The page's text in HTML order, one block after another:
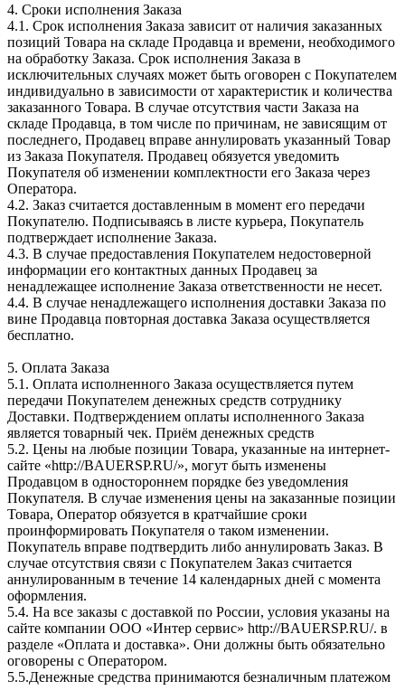
4. Сроки исполнения Заказа
4.1. Срок исполнения Заказа зависит от наличия заказанных
позиций Товара на складе Продавца и времени, необходимого
на обработку Заказа. Срок исполнения Заказа в
исключительных случаях может быть оговорен с Покупателем
индивидуально в зависимости от характеристик и количества
заказанного Товара. В случае отсутствия части Заказа на
складе Продавца, в том числе по причинам, не зависящим от
последнего, Продавец вправе аннулировать указанный Товар
из Заказа Покупателя. Продавец обязуется уведомить
Покупателя об изменении комплектности его Заказа через
Оператора.
4.2. Заказ считается доставленным в момент его передачи
Покупателю. Подписываясь в листе курьера, Покупатель
подтверждает исполнение Заказа.
4.3. В случае предоставления Покупателем недостоверной
информации его контактных данных Продавец за
ненадлежащее исполнение Заказа ответственности не несет.
4.4. В случае ненадлежащего исполнения доставки Заказа по
вине Продавца повторная доставка Заказа осуществляется
бесплатно.
5. Оплата Заказа
5.1. Оплата исполненного Заказа осуществляется путем
передачи Покупателем денежных средств сотруднику
Доставки. Подтверждением оплаты исполненного Заказа
является товарный чек. Приём денежных средств
5.2. Цены на любые позиции Товара, указанные на интернет-
сайте «http://BAUERSP.RU/», могут быть изменены
Продавцом в одностороннем порядке без уведомления
Покупателя. В случае изменения цены на заказанные позиции
Товара, Оператор обязуется в кратчайшие сроки
проинформировать Покупателя о таком изменении.
Покупатель вправе подтвердить либо аннулировать Заказ. В
случае отсутствия связи с Покупателем Заказ считается
аннулированным в течение 14 календарных дней с момента
оформления.
5.4. На все заказы с доставкой по России, условия указаны на
сайте компании ООО «Интер сервис» http://BAUERSP.RU/. в
разделе «Оплата и доставка». Они должны быть обязательно
оговорены с Оператором.
5.5.Денежные средства принимаются безналичным платежом